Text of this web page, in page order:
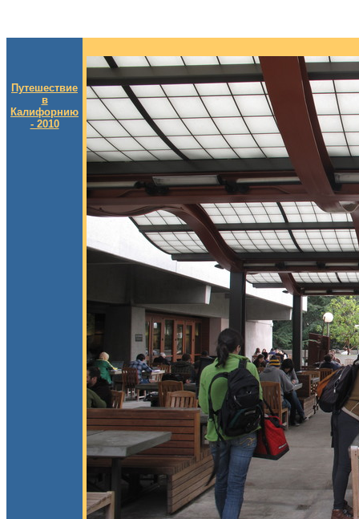
Путешествие
в
Калифорнию
- 2010